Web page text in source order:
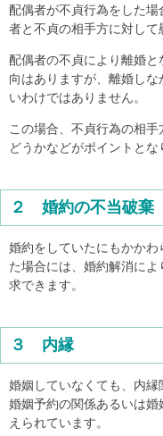
配偶者が不貞行為をした
者と不貞の相手方に対して
配偶者の不貞により離婚
向はありますが、離婚し
いわけではありません。
この場合、不貞行為の相
どうかなどがポイントとな
２ 婚約の不当破棄
婚約をしていたにもかか
た場合には、婚約解消に
求できます。
３ 内縁
婚姻していなくても、内縁
婚姻予約の関係あるいは
えられています。